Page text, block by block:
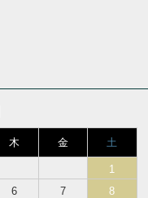
木 金 土
1
6 7
8